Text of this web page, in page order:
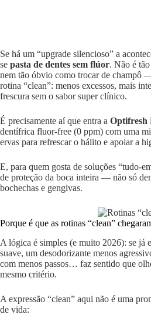
Se há um “upgrade silencioso” a
se pasta de dentes sem flúor. Não é
nem tão óbvio como trocar de champô
rotina “clean”: menos excessos, mais
frescura sem o sabor super clínico.
É precisamente aí que entra a Optifresh
dentífrica fluor-free (0 ppm) com uma
ervas para refrescar o hálito e apoiar a
E, para quem gosta de soluções “tudo-
de proteção da boca inteira — não só
bochechas e gengivas.
Porque é que as rotinas “clean”
A lógica é simples (e muito 2026): se já
suave, um desodorizante menos
com menos passos… faz sentido que
mesmo critério.
A expressão “clean” aqui não é uma
de vida: